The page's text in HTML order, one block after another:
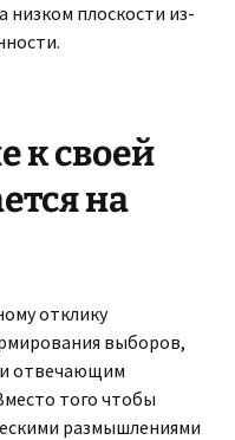
низком плоскости из-
к своей
на
отклику
выборов,
и отвечающим
того чтобы
размышлениями